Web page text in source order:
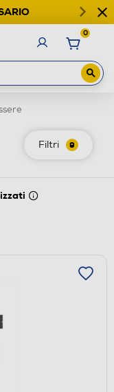
0
Filtri 9